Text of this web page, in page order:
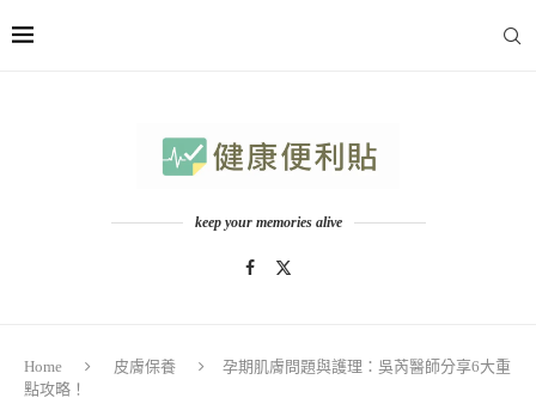
keep your memories alive
Home 皮膚保養
孕期肌膚問題與護理：吳芮醫師分享6大重
點攻略！